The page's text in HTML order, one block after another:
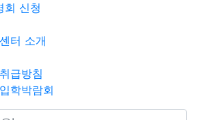
회 신청
터 소개
급방침
학박람회